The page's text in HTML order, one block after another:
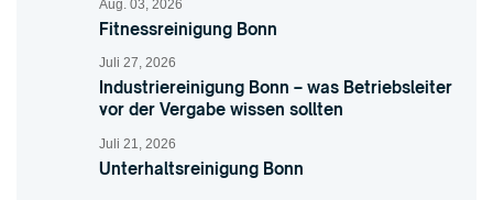
Aug. 03, 2026
Fitnessreinigung Bonn
Juli 27, 2026
Industriereinigung Bonn – was Betriebsleiter
vor der Vergabe wissen sollten
Juli 21, 2026
Unterhaltsreinigung Bonn